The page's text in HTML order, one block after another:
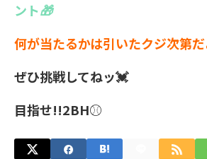
ント🎁
何が当たるかは引いたクジ次第
ぜひ挑戦してねッ💓
目指せ!!2BH⚾